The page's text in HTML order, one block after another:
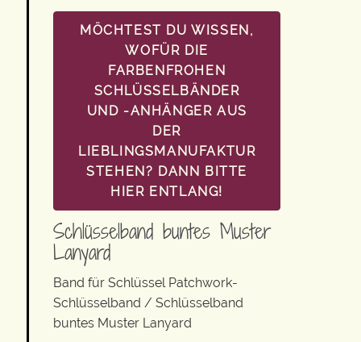
MÖCHTEST DU WISSEN,
WOFÜR DIE
FARBENFROHEN
SCHLÜSSELBÄNDER
UND -ANHÄNGER AUS
DER
LIEBLINGSMANUFAKTUR
STEHEN? DANN BITTE
HIER ENTLANG!
Schlüsselband buntes Muster
Lanyard
Band für Schlüssel Patchwork-
Schlüsselband / Schlüsselband
buntes Muster Lanyard